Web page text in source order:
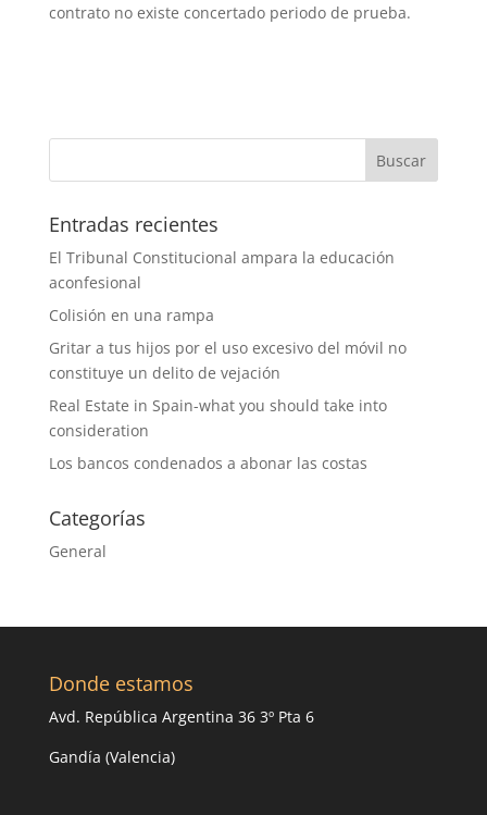
contrato no existe concertado periodo de prueba.
Entradas recientes
El Tribunal Constitucional ampara la educación
aconfesional
Colisión en una rampa
Gritar a tus hijos por el uso excesivo del móvil no
constituye un delito de vejación
Real Estate in Spain-what you should take into
consideration
Los bancos condenados a abonar las costas
Categorías
General
Donde estamos
Avd. República Argentina 36 3º Pta 6
Gandía (Valencia)